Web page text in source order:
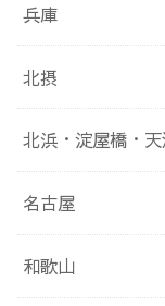
兵庫
北摂
北浜・淀屋橋・
名古屋
和歌山